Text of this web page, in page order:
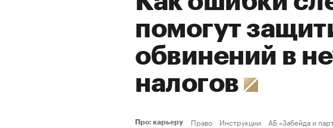
Рынок наличной валюты
помогут
обвинений в
налогов
Про: карьеру Право Инструкции АБ «Забейда и